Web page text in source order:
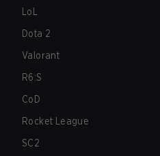
LoL
Dota 2
Valorant
R6:S
CoD
Rocket League
SC2